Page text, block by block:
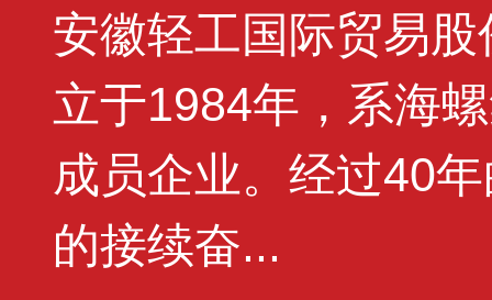
安徽轻工国际贸易
立于1984年，系海
成员企业。经过40
的接续奋...